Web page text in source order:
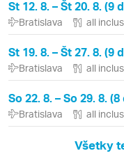
St 12. 8. – Št 20. 8. (9
Bratislava all
St 19. 8. – Št 27. 8. (9
Bratislava all
So 22. 8. – So 29. 8. (8
Bratislava all
Všetky